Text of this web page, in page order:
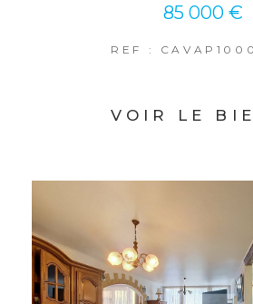
85 000 €
REF :
VOIR LE